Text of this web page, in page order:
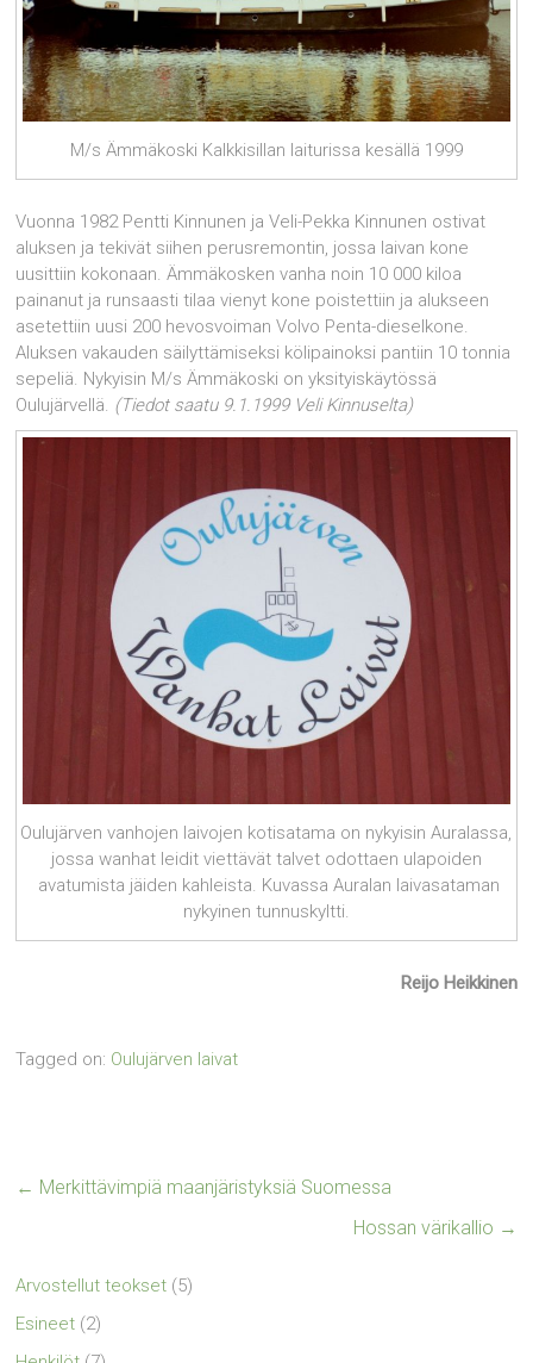
M/s Ämmäkoski Kalkkisillan laiturissa kesällä 1999
Vuonna 1982 Pentti Kinnunen ja Veli-Pekka Kinnunen ostivat
aluksen ja tekivät siihen perusremontin, jossa laivan kone
uusittiin kokonaan. Ämmäkosken vanha noin 10 000 kiloa
painanut ja runsaasti tilaa vienyt kone poistettiin ja alukseen
asetettiin uusi 200 hevosvoiman Volvo Penta-dieselkone.
Aluksen vakauden säilyttämiseksi kölipainoksi pantiin 10 tonnia
sepeliä. Nykyisin M/s Ämmäkoski on yksityiskäytössä
Oulujärvellä. (Tiedot saatu 9.1.1999 Veli Kinnuselta)
Oulujärven vanhojen laivojen kotisatama on nykyisin Auralassa,
jossa wanhat leidit viettävät talvet odottaen ulapoiden
avatumista jäiden kahleista. Kuvassa Auralan laivasataman
nykyinen tunnuskyltti.
Reijo Heikkinen
Tagged on: Oulujärven laivat
← Merkittävimpiä maanjäristyksiä Suomessa
Hossan värikallio →
Arvostellut teokset (5)
Esineet (2)